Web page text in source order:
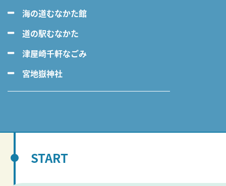
海の道むなかた館
道の駅むなかた
津屋崎千軒なごみ
宮地嶽神社
START